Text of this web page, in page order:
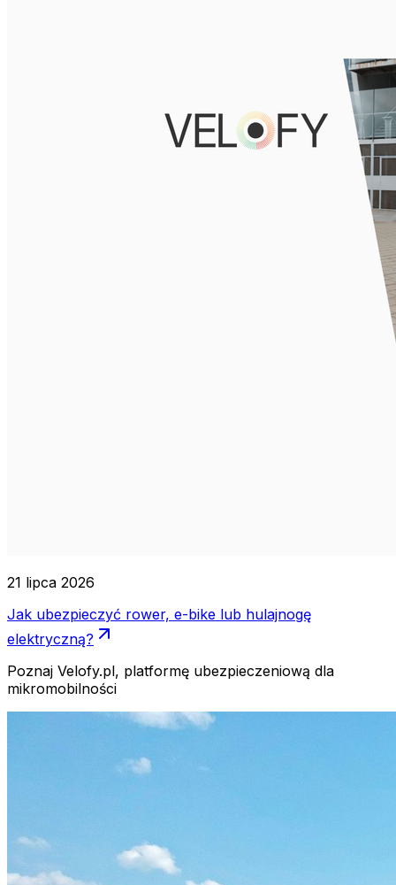
21 lipca 2026
Jak ubezpieczyć rower, e-bike lub hulajnogę
elektryczną?
Poznaj Velofy.pl, platformę ubezpieczeniową dla
mikromobilności